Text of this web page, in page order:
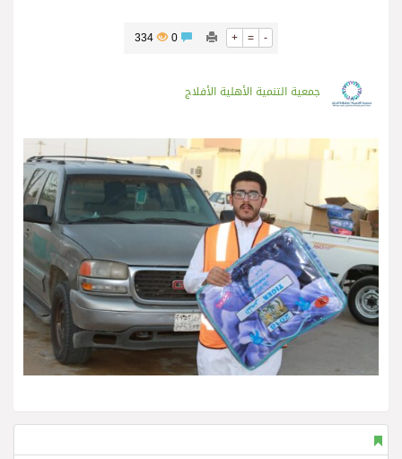
+ = -
334
جمعية التنمية الأهلية الأفلاج